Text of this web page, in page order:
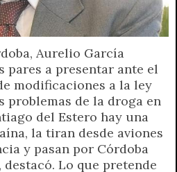
Aurelio García
pares a presentar ante el
modificaciones a la ley
problemas de la droga en
del Estero hay una
la tiran desde aviones
y pasan por Córdoba
Lo que pretende